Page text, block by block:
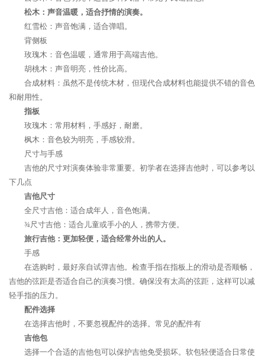
松木：声音温暖，适合抒情的演奏。
红雪松：声音饱满，适合弹唱。
背侧板
玫瑰木：音色温暖，通常用于高端吉他。
胡桃木：声音明亮，性价比高。
合成材料：虽然不是传统木材，但现代合成材料也能提供不错的音色
和耐用性。
指板
玫瑰木：常用材料，手感好，耐磨。
枫木：音色较为明亮，手感较滑。
尺寸与手感
吉他的尺寸对演奏体验非常重要。初学者在选择吉他时，可以参考以
下几点
吉他尺寸
全尺寸吉他：适合成年人，音色饱满。
¾尺寸吉他：适合儿童或手小的人，携带方便。
旅行吉他：更加轻便，适合经常外出的人。
手感
在选购时，最好亲自试弹吉他。检查手指在指板上的滑动是否顺畅，
吉他的弦距是否适合自己的演奏习惯。确保没有太高的弦距，这样可以减
轻手指的压力。
配件选择
在选择吉他时，不要忽视配件的选择。常见的配件有
吉他包
选择一个合适的吉他包可以保护吉他免受损坏。软包轻便适合日常使